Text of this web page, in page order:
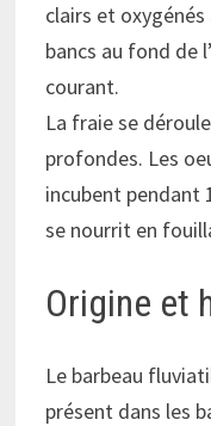
clairs et
bancs au fond de
courant.
La fraie se
profondes. Les
incubent pendant
se nourrit en
Origine et
Le barbeau
présent dans les